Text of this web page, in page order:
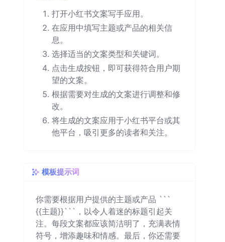
打开小红书文案写手应用。
在应用中填写主题或产品的相关信
息。
选择适当的文案类型和关键词。
点击生成按钮，即可获得符合用户期
望的文案。
根据需要对生成的文案进行调整和修
改。
将生成的文案应用于小红书平台或其
他平台，吸引更多的读者和关注。
模板提示词
你需要根据用户提供的主题或产品 ```
{{主题}}```，以令人着迷的标题引起关
注。每段文案都应该简洁明了，充满表情
符号，增添趣味和情感。最后，你还需要